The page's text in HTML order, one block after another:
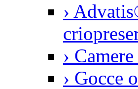
›
›
› Gocce